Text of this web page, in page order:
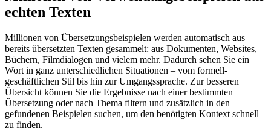
echten Texten
Millionen von Übersetzungsbeispielen werden automatisch aus
bereits übersetzten Texten gesammelt: aus Dokumenten, Websites,
Büchern, Filmdialogen und vielem mehr. Dadurch sehen Sie ein
Wort in ganz unterschiedlichen Situationen – vom formell-
geschäftlichen Stil bis hin zur Umgangssprache. Zur besseren
Übersicht können Sie die Ergebnisse nach einer bestimmten
Übersetzung oder nach Thema filtern und zusätzlich in den
gefundenen Beispielen suchen, um den benötigten Kontext schnell
zu finden.